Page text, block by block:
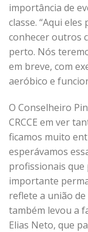
importância de
classe. “Aqui
conhecer outros
perto. Nós
em breve, com
aeróbico e
O Conselheiro
CRCCE em ver
ficamos muito
esperávamos
profissionais que
importante
reflete a união
também levou a
Elias Neto, que